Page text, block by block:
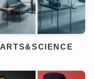
ARTS&SCIENCE